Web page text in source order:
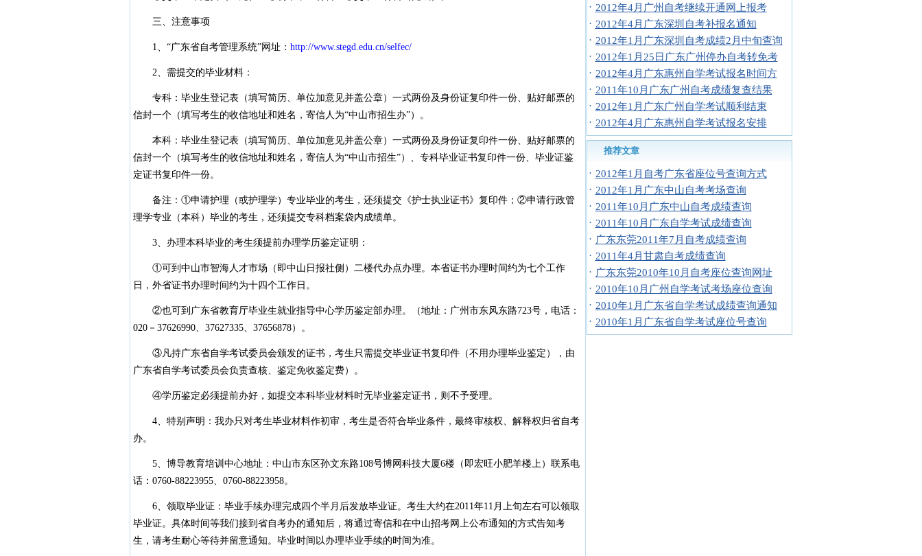
三、注意事项
1、“广东省自考管理系统”网址： http://www.stegd.edu.cn/selfec/
2、需提交的毕业材料：
专科：毕业生登记表（填写简历、单位加意见并盖公章）一式两份及身份证复印件一份、贴好邮票的
信封一个（填写考生的收信地址和姓名，寄信人为“中山市招生办”）。
本科：毕业生登记表（填写简历、单位加意见并盖公章）一式两份及身份证复印件一份、贴好邮票的
信封一个（填写考生的收信地址和姓名，寄信人为“中山市招生”）、专科毕业证书复印件一份、毕业证鉴
定证书复印件一份。
备注：①申请护理（或护理学）专业毕业的考生，还须提交《护士执业证书》复印件；②申请行政管
理学专业（本科）毕业的考生，还须提交专科档案袋内成绩单。
3、办理本科毕业的考生须提前办理学历鉴定证明：
①可到中山市智海人才市场（即中山日报社侧）二楼代办点办理。本省证书办理时间约为七个工作
日，外省证书办理时间约为十四个工作日。
②也可到广东省教育厅毕业生就业指导中心学历鉴定部办理。（地址：广州市东风东路723号，电话：
020－37626990、37627335、37656878）。
③凡持广东省自学考试委员会颁发的证书，考生只需提交毕业证书复印件（不用办理毕业鉴定），由
广东省自学考试委员会负责查核、鉴定免收鉴定费）。
④学历鉴定必须提前办好，如提交本科毕业材料时无毕业鉴定证书，则不予受理。
4、特别声明：我办只对考生毕业材料作初审，考生是否符合毕业条件，最终审核权、解释权归省自考
办。
5、博导教育培训中心地址：中山市东区孙文东路108号博网科技大厦6楼（即宏旺小肥羊楼上）联系电
话：0760-88223955、0760-88223958。
6、领取毕业证：毕业手续办理完成四个半月后发放毕业证。考生大约在2011年11月上旬左右可以领取
毕业证。具体时间等我们接到省自考办的通知后，将通过寄信和在中山招考网上公布通知的方式告知考
生，请考生耐心等待并留意通知。毕业时间以办理毕业手续的时间为准。
· 2012年4月广州自考继续开通网上报考
· 2012年4月广东深圳自考补报名通知
· 2012年1月广东深圳自考成绩2月中旬查询
· 2012年1月25日广东广州停办自考转免考
· 2012年4月广东惠州自学考试报名时间方
· 2011年10月广东广州自考成绩复查结果
· 2012年1月广东广州自学考试顺利结束
· 2012年4月广东惠州自学考试报名安排
推荐文章
· 2012年1月自考广东省座位号查询方式
· 2012年1月广东中山自考考场查询
· 2011年10月广东中山自考成绩查询
· 2011年10月广东自学考试成绩查询
· 广东东莞2011年7月自考成绩查询
· 2011年4月甘肃自考成绩查询
· 广东东莞2010年10月自考座位查询网址
· 2010年10月广州自学考试考场座位查询
· 2010年1月广东省自学考试成绩查询通知
· 2010年1月广东省自学考试座位号查询